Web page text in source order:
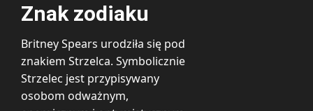
Znak zodiaku
Britney Spears urodziła się pod
znakiem Strzelca. Symbolicznie
Strzelec jest przypisywany
osobom odważnym,